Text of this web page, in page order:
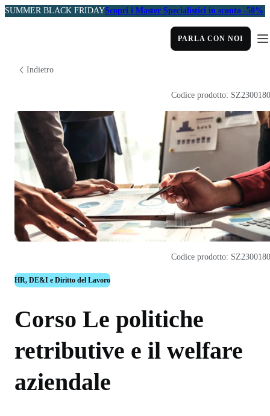
SUMMER BLACK FRIDAYScopri i Master Specialistici in sconto -50%
PARLA CON NOI
Indietro
HR, DE&I e Diritto del Lavoro
Corso Le politiche
retributive e il welfare
aziendale
Codice prodotto:
Codice prodotto: